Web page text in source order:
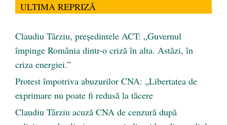
ULTIMA REPRIZĂ
Claudiu Târziu, președintele ACT: „Guvernul
împinge România dintr-o criză în alta. Astăzi, în
criza energiei.”
Protest împotriva abuzurilor CNA: „Libertatea de
exprimare nu poate fi redusă la tăcere
Claudiu Târziu acuză CNA de cenzură după